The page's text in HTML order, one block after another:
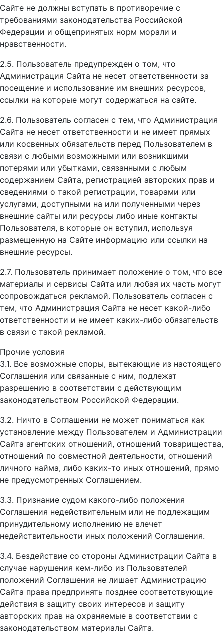
Сайте не должны вступать в противоречие с
требованиями законодательства Российской
Федерации и общепринятых норм морали и
нравственности.
2.5. Пользователь предупрежден о том, что
Администрация Сайта не несет ответственности за
посещение и использование им внешних ресурсов,
ссылки на которые могут содержаться на сайте.
2.6. Пользователь согласен с тем, что Администрация
Сайта не несет ответственности и не имеет прямых
или косвенных обязательств перед Пользователем в
связи с любыми возможными или возникшими
потерями или убытками, связанными с любым
содержанием Сайта, регистрацией авторских прав и
сведениями о такой регистрации, товарами или
услугами, доступными на или полученными через
внешние сайты или ресурсы либо иные контакты
Пользователя, в которые он вступил, используя
размещенную на Сайте информацию или ссылки на
внешние ресурсы.
2.7. Пользователь принимает положение о том, что все
материалы и сервисы Сайта или любая их часть могут
сопровождаться рекламой. Пользователь согласен с
тем, что Администрация Сайта не несет какой-либо
ответственности и не имеет каких-либо обязательств
в связи с такой рекламой.
Прочие условия
3.1. Все возможные споры, вытекающие из настоящего
Соглашения или связанные с ним, подлежат
разрешению в соответствии с действующим
законодательством Российской Федерации.
3.2. Ничто в Соглашении не может пониматься как
установление между Пользователем и Администрации
Сайта агентских отношений, отношений товарищества,
отношений по совместной деятельности, отношений
личного найма, либо каких-то иных отношений, прямо
не предусмотренных Соглашением.
3.3. Признание судом какого-либо положения
Соглашения недействительным или не подлежащим
принудительному исполнению не влечет
недействительности иных положений Соглашения.
3.4. Бездействие со стороны Администрации Сайта в
случае нарушения кем-либо из Пользователей
положений Соглашения не лишает Администрацию
Сайта права предпринять позднее соответствующие
действия в защиту своих интересов и защиту
авторских прав на охраняемые в соответствии с
законодательством материалы Сайта.